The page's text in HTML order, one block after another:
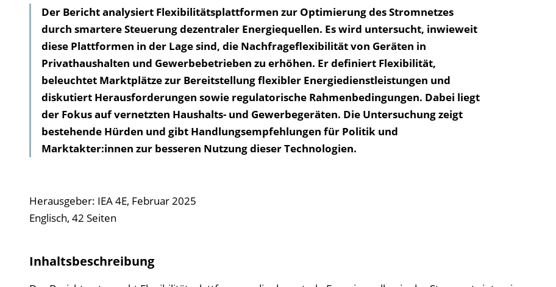
Der Bericht analysiert Flexibilitätsplattformen zur Optimierung des Stromnetzes
durch smartere Steuerung dezentraler Energiequellen. Es wird untersucht, inwieweit
diese Plattformen in der Lage sind, die Nachfrageflexibilität von Geräten in
Privathaushalten und Gewerbebetrieben zu erhöhen. Er definiert Flexibilität,
beleuchtet Marktplätze zur Bereitstellung flexibler Energiedienstleistungen und
diskutiert Herausforderungen sowie regulatorische Rahmenbedingungen. Dabei liegt
der Fokus auf vernetzten Haushalts- und Gewerbegeräten. Die Untersuchung zeigt
bestehende Hürden und gibt Handlungsempfehlungen für Politik und
Marktakter:innen zur besseren Nutzung dieser Technologien.
Herausgeber: IEA 4E, Februar 2025
Englisch, 42 Seiten
Inhaltsbeschreibung